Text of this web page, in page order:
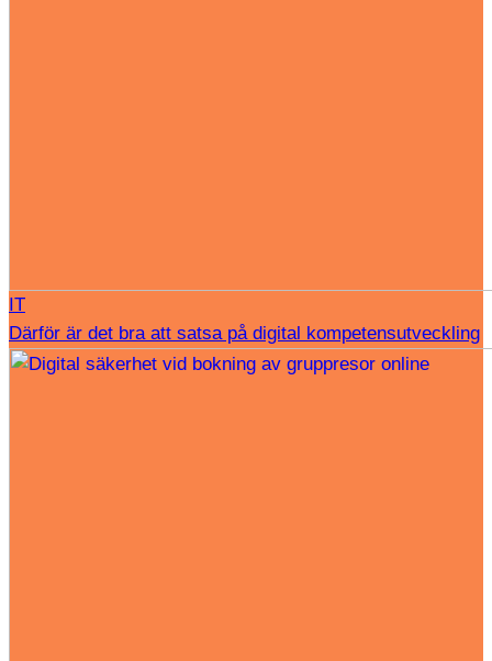
IT
Därför är det bra att satsa på digital kompetensutveckling